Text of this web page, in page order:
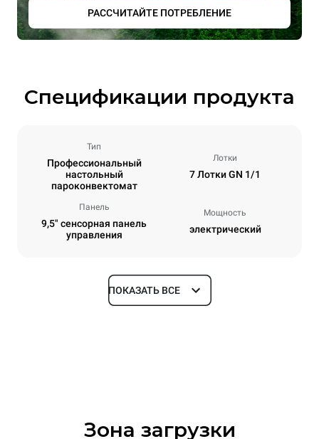
РАССЧИТАЙТЕ ПОТРЕБЛЕНИЕ
Спецификации продукта
Тип
Профессиональный
настольный
пароконвектомат
Лотки
7 Лотки GN 1/1
Панель
9,5" сенсорная панель
управления
Мощность
электрический
Размеры
Спецификации противней
ПОКАЗАТЬ ВСЕ
Зона загрузки